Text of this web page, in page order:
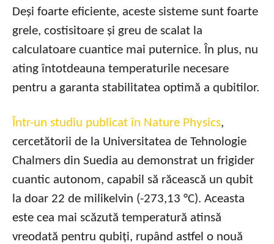
Deși foarte eficiente, aceste sisteme sunt foarte
grele, costisitoare și greu de scalat la
calculatoare cuantice mai puternice. În plus, nu
ating întotdeauna temperaturile necesare
pentru a garanta stabilitatea optimă a qubitilor.
Într-un studiu publicat în Nature Physics,
cercetătorii de la Universitatea de Tehnologie
Chalmers din Suedia au demonstrat un frigider
cuantic autonom, capabil să răcească un qubit
la doar 22 de milikelvin (-273,13 °C). Aceasta
este cea mai scăzută temperatură atinsă
vreodată pentru qubiți, rupând astfel o nouă